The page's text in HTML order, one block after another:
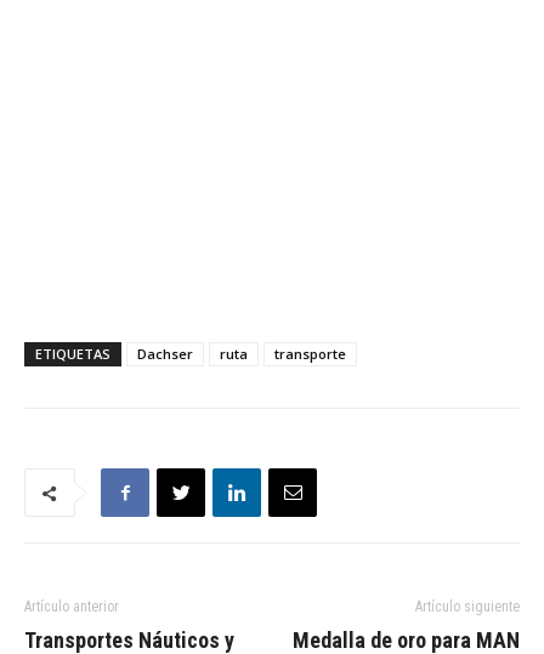
ETIQUETAS Dachser ruta transporte
Artículo anterior
Transportes Náuticos y
Artículo siguiente
Medalla de oro para MAN